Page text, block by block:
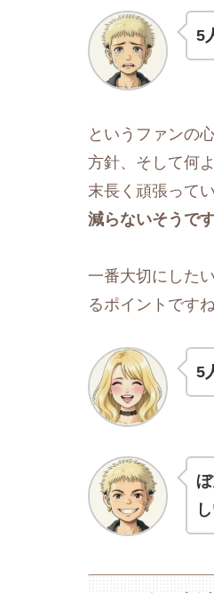
5
というファンの
方針、そして何
末長く頑張って
減らないそうです
一番大切にしたい
るポイントですね
5